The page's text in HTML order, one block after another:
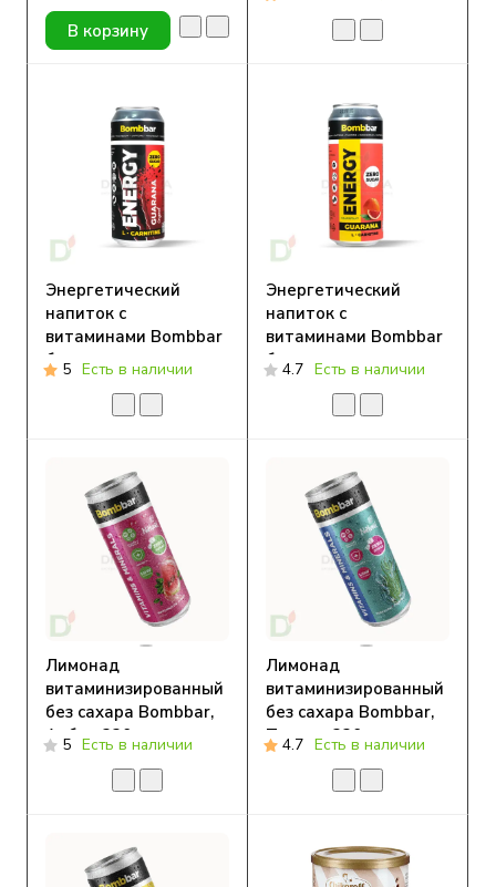
В корзину
Энергетический
напиток с
витаминами Bombbar
без сахара,
Оригинальный, 500
5 Есть в наличии
Энергетический
напиток с
витаминами Bombbar
без сахара,
Грейпфрут, 500 мл
4.7 Есть в наличии
Лимонад
витаминизированный
без сахара Bombbar,
Арбуз, 330 мл
5 Есть в наличии
Лимонад
витаминизированный
без сахара Bombbar,
Тархун, 330 мл
4.7 Есть в наличии